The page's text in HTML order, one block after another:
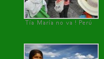
Tía María no va ! Perú